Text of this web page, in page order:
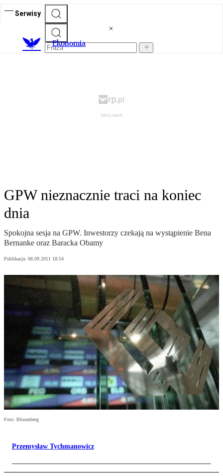
Serwisy
Ekonomia
GPW nieznacznie traci na koniec
dnia
Spokojna sesja na GPW. Inwestorzy czekają na wystąpienie Bena
Bernanke oraz Baracka Obamy
Publikacja: 08.09.2011 18:54
Foto: Bloomberg
Przemysław Tychmanowicz